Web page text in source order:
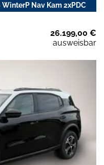
Nav Kam 2xPDC
26.199,00 €
ausweisbar